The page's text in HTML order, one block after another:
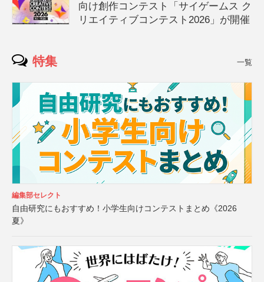
向け創作コンテスト「サイゲームス ク
リエイティブコンテスト2026」が開催
特集 一覧
編集部セレクト
自由研究にもおすすめ！小学生向けコンテストまとめ《2026
夏》